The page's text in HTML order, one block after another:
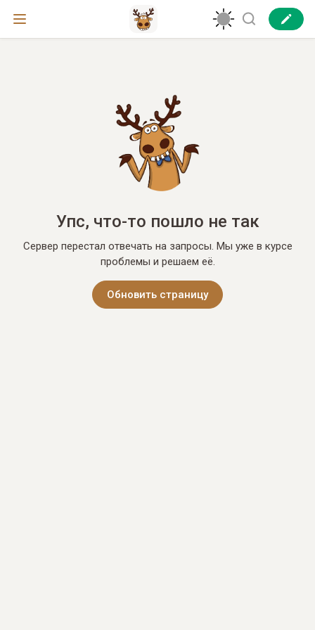
Упс, что-то пошло не так
Сервер перестал отвечать на запросы. Мы уже в курсе
проблемы и решаем её.
Обновить страницу